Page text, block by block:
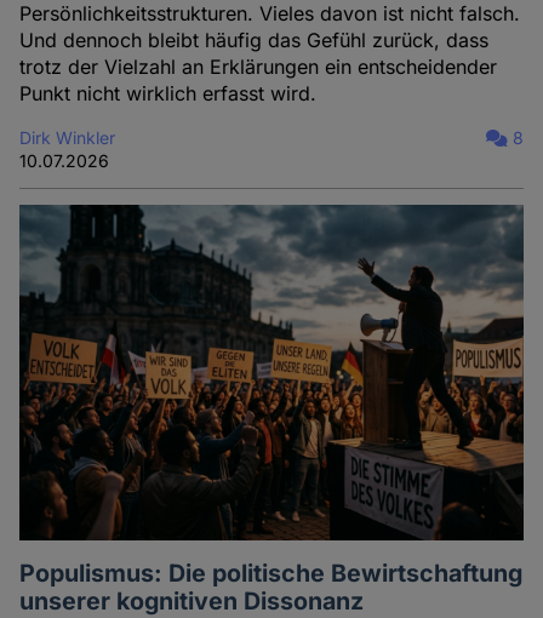
Persönlichkeitsstrukturen. Vieles davon ist nicht falsch.
Und dennoch bleibt häufig das Gefühl zurück, dass
trotz der Vielzahl an Erklärungen ein entscheidender
Punkt nicht wirklich erfasst wird.
Dirk Winkler
10.07.2026
8
Populismus: Die politische Bewirtschaftung
unserer kognitiven Dissonanz